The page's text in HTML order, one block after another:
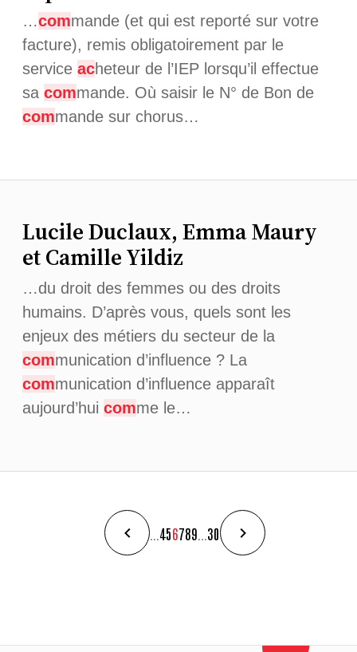
…commande (et qui est reporté sur votre
facture), remis obligatoirement par le
service acheteur de l’IEP lorsqu’il effectue
sa commande. Où saisir le N° de Bon de
commande sur chorus…
Lucile Duclaux, Emma Maury
et Camille Yildiz
…du droit des femmes ou des droits
humains. D’après vous, quels sont les
enjeux des métiers du secteur de la
communication d’influence ? La
communication d’influence apparaît
aujourd’hui comme le…
456789 30